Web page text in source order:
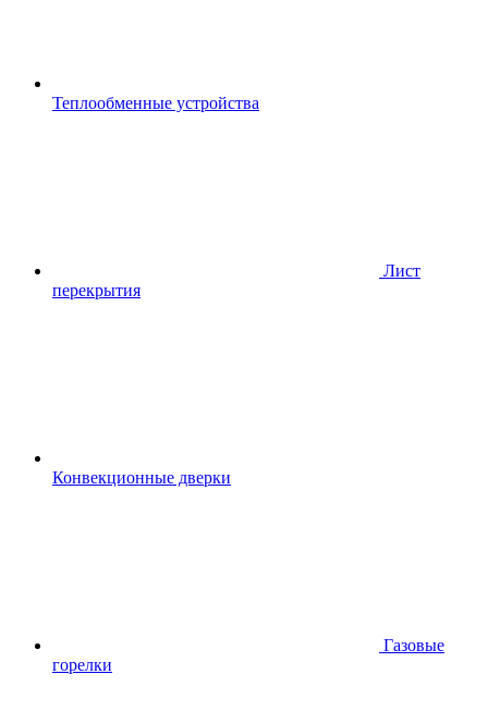
Теплообменные устройства
Лист
перекрытия
Конвекционные дверки
Газовые
горелки